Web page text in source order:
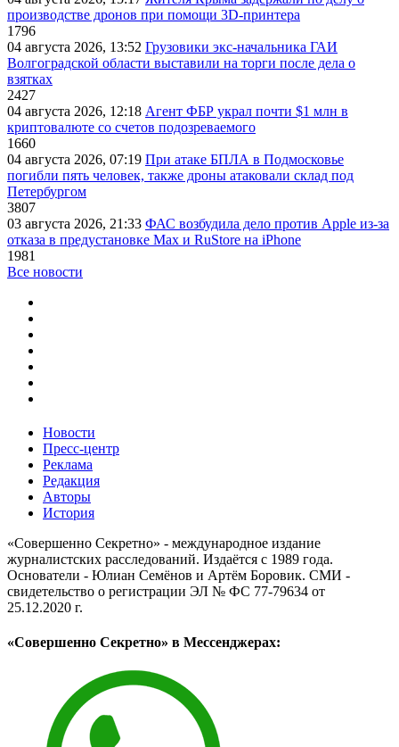
производстве дронов при помощи 3D‑принтера
1796
04 августа 2026, 13:52 Грузовики экс-начальника ГАИ
Волгоградской области выставили на торги после дела о
взятках
2427
04 августа 2026, 12:18 Агент ФБР украл почти $1 млн в
криптовалюте со счетов подозреваемого
1660
04 августа 2026, 07:19 При атаке БПЛА в Подмосковье
погибли пять человек, также дроны атаковали склад под
Петербургом
3807
03 августа 2026, 21:33 ФАС возбудила дело против Apple из-за
отказа в предустановке Max и RuStore на iPhone
1981
Все новости
Новости
Пресс-центр
Реклама
Редакция
Авторы
История
«Совершенно Секретно» - международное издание
журналистских расследований. Издаётся с 1989 года.
Основатели - Юлиан Семёнов и Артём Боровик. CМИ -
свидетельство о регистрации ЭЛ № ФС 77-79634 от
25.12.2020 г.
«Совершенно Секретно» в Мессенджерах: